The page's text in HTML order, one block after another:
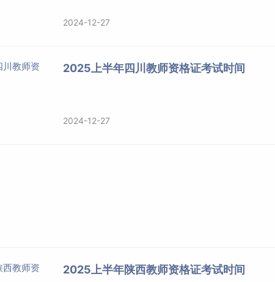
2024-12-27
2025上半年四川教师资格证考试时间
2024-12-27
2025上半年陕西教师资格证考试时间